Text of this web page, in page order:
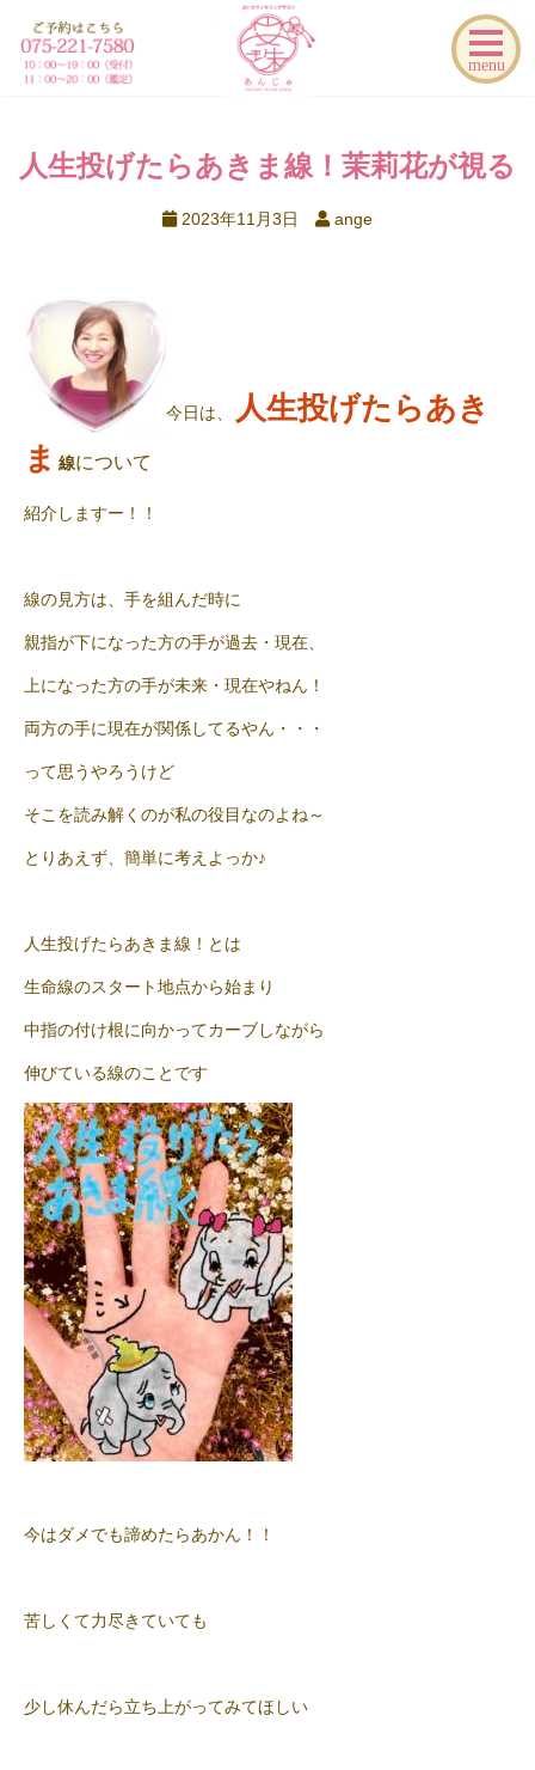
menu
人生投げたらあきま線！茉莉花が視る
2023年11月3日 ange
今日は、
人生投げたらあき
ま 線について
紹介しますー！！
線の見方は、手を組んだ時に
親指が下になった方の手が過去・現在、
上になった方の手が未来・現在やねん！
両方の手に現在が関係してるやん・・・
って思うやろうけど
そこを読み解くのが私の役目なのよね～
とりあえず、簡単に考えよっか♪
人生投げたらあきま線！とは
生命線のスタート地点から始まり
中指の付け根に向かってカーブしながら
伸びている線のことです
今はダメでも諦めたらあかん！！
苦しくて力尽きていても
少し休んだら立ち上がってみてほしい